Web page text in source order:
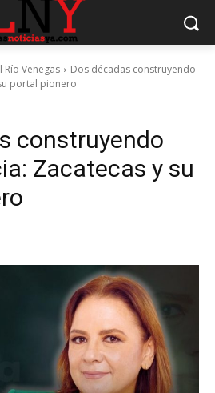
Río Venegas
Dos décadas construyendo
portal pionero
construyendo
Zacatecas y su